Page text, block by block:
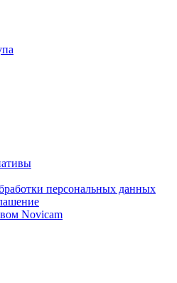
персональных данных
Novicam